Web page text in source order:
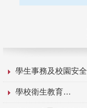
學生事務及校園安全
學校衛生教育